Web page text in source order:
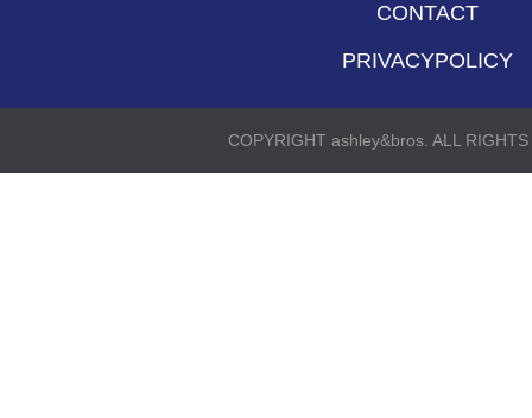
CONTACT
PRIVACYPOLICY
COPYRIGHT ashley&bros. ALL